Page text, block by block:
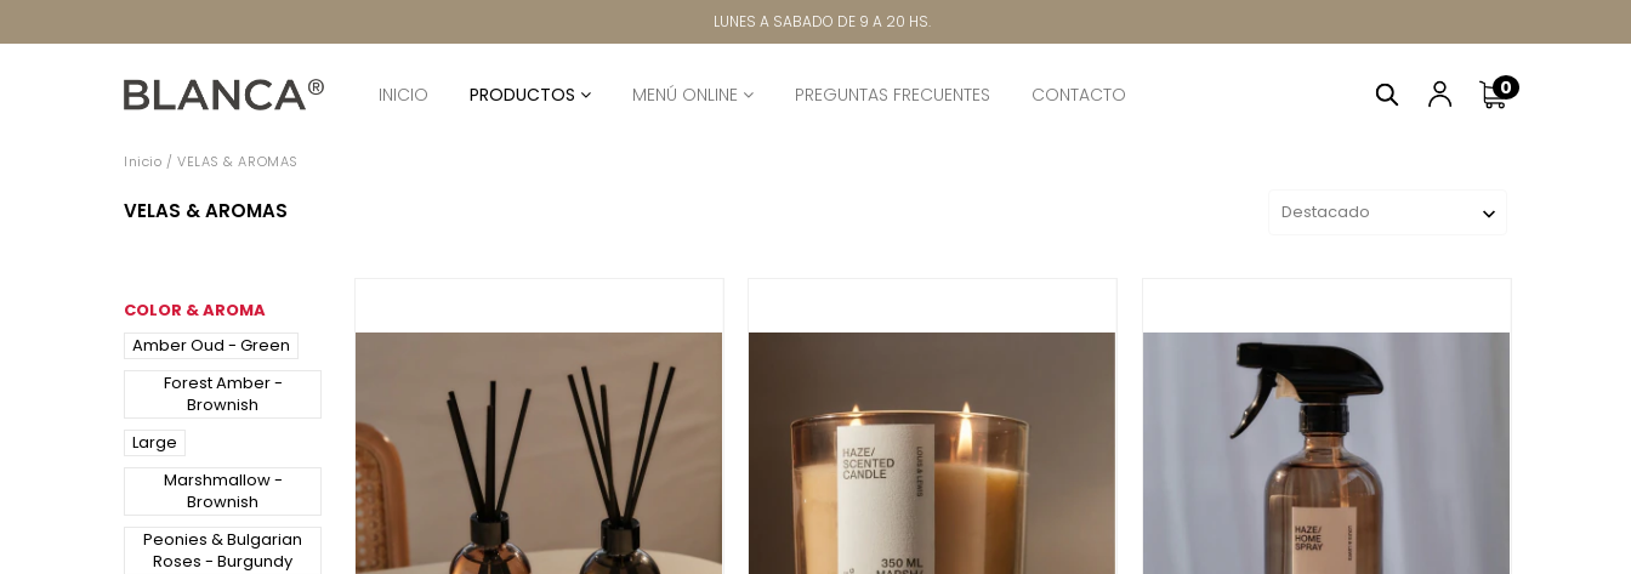
LUNES A SABADO DE 9 A 20 HS.
INICIO PRODUCTOS MENÚ ONLINE PREGUNTAS FRECUENTES CONTACTO 0
Inicio / VELAS & AROMAS
VELAS & AROMAS
COLOR & AROMA
Amber Oud - Green
Forest Amber -
Brownish
Large
Marshmallow -
Brownish
Peonies & Bulgarian
Roses - Burgundy